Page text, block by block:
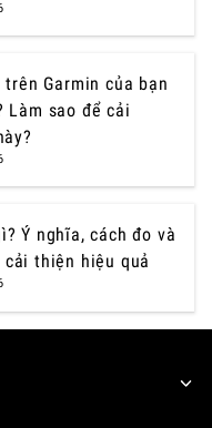
Garmin của bạn
Làm sao để cải
Ý nghĩa, cách đo và
cải thiện hiệu quả